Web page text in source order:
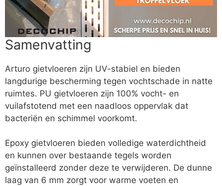
Samenvatting
Arturo gietvloeren zijn UV-stabiel en bieden
langdurige bescherming tegen vochtschade in natte
ruimtes. PU gietvloeren zijn 100% vocht- en
vuilafstotend met een naadloos oppervlak dat
bacteriën en schimmel voorkomt.
Epoxy gietvloeren bieden volledige waterdichtheid
en kunnen over bestaande tegels worden
geïnstalleerd zonder deze te verwijderen. De dunne
laag van 6 mm zorgt voor warme voeten en